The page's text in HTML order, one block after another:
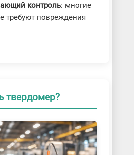
контроль: многие
требуют повреждения
твердомер?